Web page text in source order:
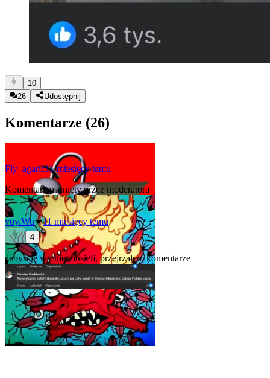
10
26
Udostępnij
Komentarze (26)
Fly_agaric11 miesięcy temu
Komentarz usunięty przez moderatora
voy.Wu★11 miesięcy temu
4
żebyście wy nie musieli, przejrzałem komentarze